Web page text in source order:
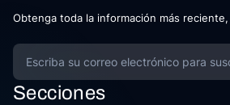
Obtenga toda la información más
Secciones